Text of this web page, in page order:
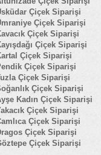
Çiçek Siparişi
Çiçek Siparişi
Çiçek Siparişi
Çiçek Siparişi
Çiçek Siparişi
Çiçek Siparişi
Çiçek Siparişi
Çiçek Siparişi
Kadın Çiçek Siparişi
Çiçek Siparişi
Çiçek Siparişi
Çiçek Siparişi
Çiçek Siparişi